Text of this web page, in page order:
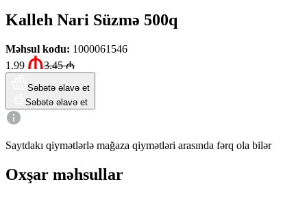
Kalleh Nari Süzmə 500q
Məhsul kodu: 1000061546
1.99
3.45₼
Səbətə əlavə et
Səbətə əlavə et
Saytdakı qiymətlərlə mağaza qiymətləri arasında fərq ola bilər
Oxşar məhsullar